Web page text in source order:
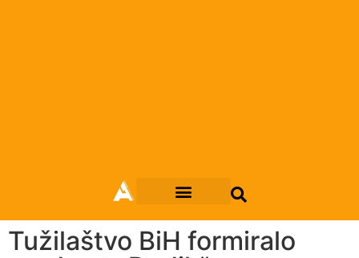
Tužilaštvo BiH formiralo